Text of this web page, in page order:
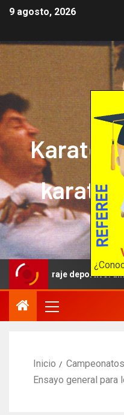
9 agosto, 2026
Karate
karate
El
deportivo: una
Inicio
Campeonatos
Ensayo general para